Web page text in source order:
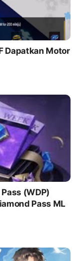
Dapatkan Motor
(WDP)
Pass ML